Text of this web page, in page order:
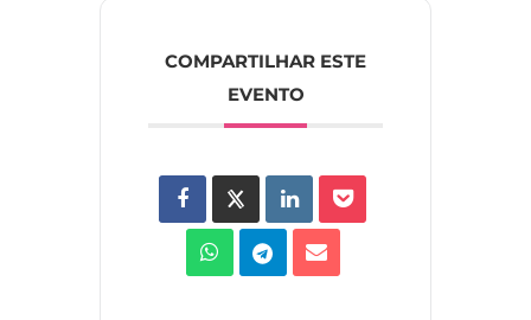
COMPARTILHAR ESTE
EVENTO